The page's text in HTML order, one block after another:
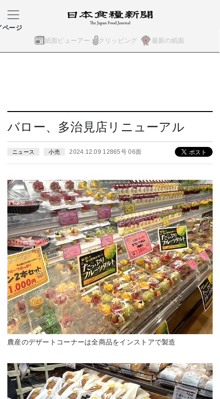
紙面ビューアー クリッピング 最新の紙面
ページ
バロー、多治見店リニューアル
ニュース 小売 2024.12.09 12865号 06面
農産のデザートコーナーは全商品をインストアで製造